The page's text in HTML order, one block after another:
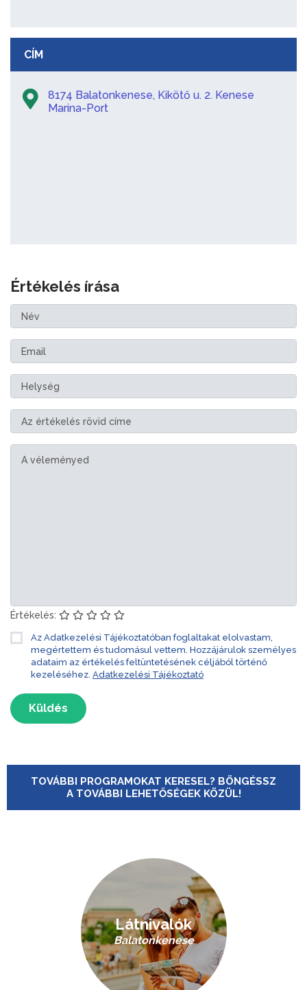
CÍM
8174 Balatonkenese, Kikötő u. 2. Kenese
Marina-Port
Értékelés írása
Értékelés:
Az Adatkezelési Tájékoztatóban foglaltakat elolvastam,
megértettem és tudomásul vettem. Hozzájárulok személyes
adataim az értékelés feltüntetésének céljából történő
kezeléséhez. Adatkezelési Tájékoztató
Küldés
TOVÁBBI PROGRAMOKAT KERESEL? BÖNGÉSSZ
A TOVÁBBI LEHETŐSÉGEK KÖZÜL!
Látnivalók
Balatonkenese